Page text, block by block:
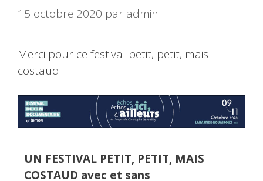
15 octobre 2020 par admin
Merci pour ce festival petit, petit, mais
costaud
UN FESTIVAL PETIT, PETIT, MAIS
COSTAUD avec et sans